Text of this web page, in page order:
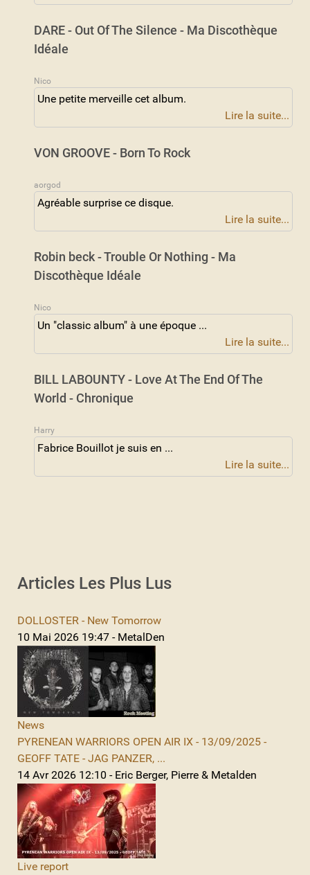
DARE - Out Of The Silence - Ma Discothèque
Idéale
Nico
Une petite merveille cet album.
Lire la suite...
VON GROOVE - Born To Rock
aorgod
Agréable surprise ce disque.
Lire la suite...
Robin beck - Trouble Or Nothing - Ma
Discothèque Idéale
Nico
Un "classic album" à une époque ...
Lire la suite...
BILL LABOUNTY - Love At The End Of The
World - Chronique
Harry
Fabrice Bouillot je suis en ...
Lire la suite...
Articles Les Plus Lus
DOLLOSTER - New Tomorrow
10 Mai 2026 19:47 - MetalDen
News
PYRENEAN WARRIORS OPEN AIR IX - 13/09/2025 -
GEOFF TATE - JAG PANZER, ...
14 Avr 2026 12:10 - Eric Berger, Pierre & Metalden
Live report